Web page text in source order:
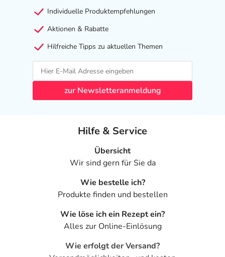
Individuelle Produktempfehlungen
Aktionen & Rabatte
Hilfreiche Tipps zu aktuellen Themen
zur Newsletteranmeldung
Hilfe & Service
Übersicht
Wir sind gern für Sie da
Wie bestelle ich?
Produkte finden und bestellen
Wie löse ich ein Rezept ein?
Alles zur Online-Einlösung
Wie erfolgt der Versand?